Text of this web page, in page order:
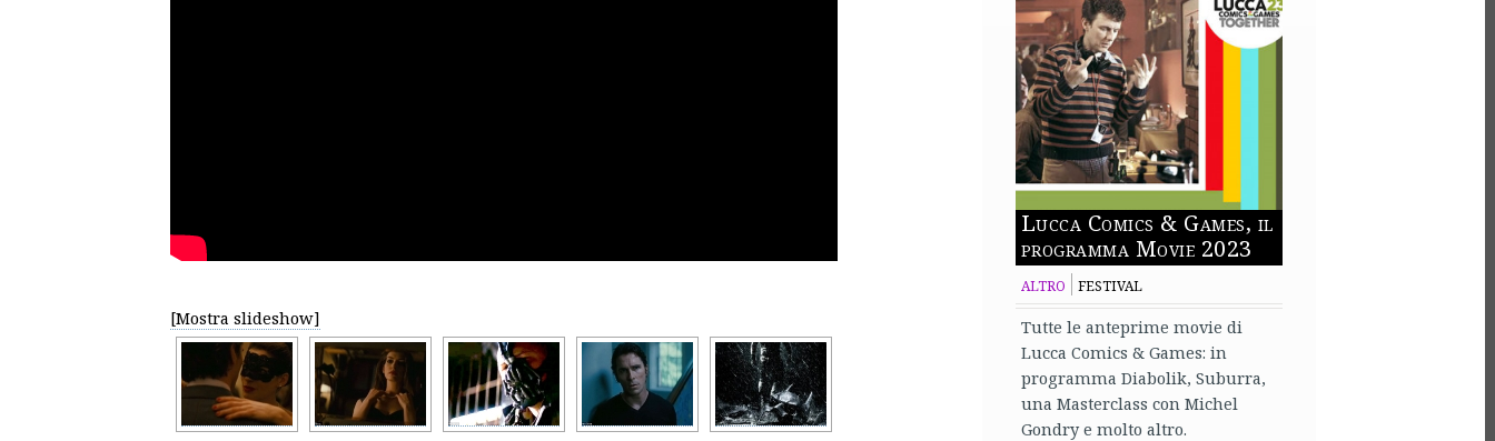
[Mostra slideshow]
Lucca Comics & Games, il
programma Movie 2023
ALTRO FESTIVAL
Tutte le anteprime movie di
Lucca Comics & Games: in
programma Diabolik, Suburra,
una Masterclass con Michel
Gondry e molto altro.